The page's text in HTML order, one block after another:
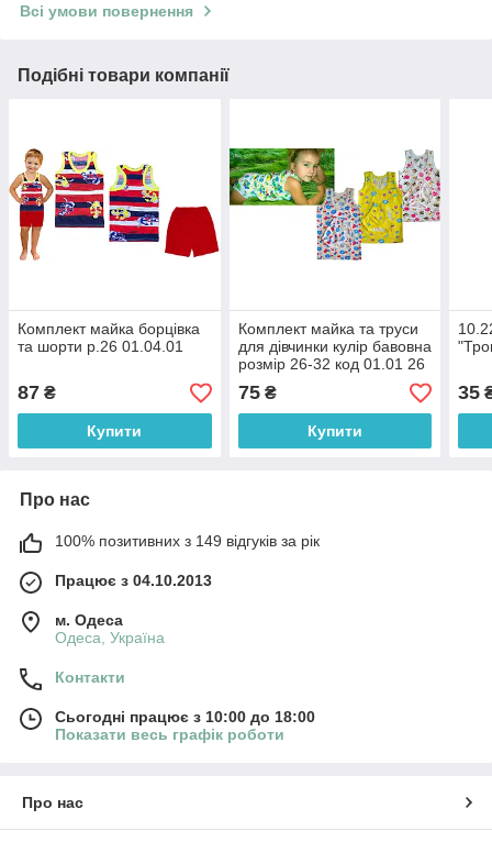
Всі умови повернення
Подібні товари компанії
Комплект майка борцівка
та шорти р.26 01.04.01
87 ₴
Купити
Комплект майка та труси
для дівчинки кулір бавовна
розмір 26-32 код 01.01 26
75₴
Купити
35
Про нас
100% позитивних з 149 відгуків за рік
Працює з 04.10.2013
м. Одеса
Одеса, Україна
Контакти
Сьогодні працює з 10:00 до 18:00
Показати весь графік роботи
Про нас